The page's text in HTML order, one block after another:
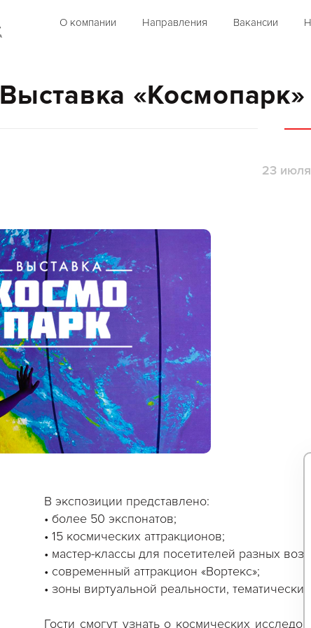
О компании Направления Вакансии
Выставка
23
В экспозиции представлено:
• более 50 экспонатов;
• 15 космических аттракционов;
• мастер-классы для посетителей разных
• современный аттракцион «Вортекс»;
• зоны виртуальной реальности,
Гости смогут узнать о космических